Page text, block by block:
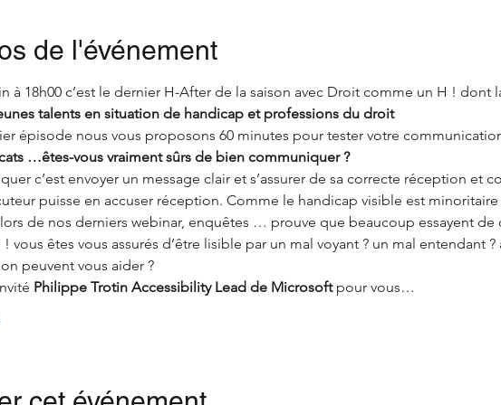
de l'événement
à 18h00 c’est le dernier H-After de la saison avec Droit comme un H ! dont
talents en situation de handicap et professions du droit
épisode nous vous proposons 60 minutes pour tester votre
…êtes-vous vraiment sûrs de bien communiquer ?
c’est envoyer un message clair et s’assurer de sa correcte réception et
puisse en accuser réception. Comme le handicap visible est
de nos derniers webinar, enquêtes … prouve que beaucoup essayent de
vous êtes vous assurés d’être lisible par un mal voyant ? un mal entendant
peuvent vous aider ?
Philippe Trotin Accessibility Lead de Microsoft pour vous…